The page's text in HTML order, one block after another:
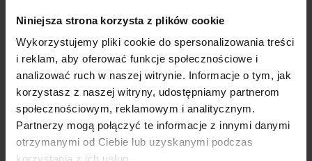
Niniejsza strona korzysta z plików cookie
Wykorzystujemy pliki cookie do spersonalizowania treści
i reklam, aby oferować funkcje społecznościowe i
analizować ruch w naszej witrynie. Informacje o tym, jak
korzystasz z naszej witryny, udostępniamy partnerom
społecznościowym, reklamowym i analitycznym.
Partnerzy mogą połączyć te informacje z innymi danymi
otrzymanymi od Ciebie lub uzyskanymi podczas
korzystania z ich usług.
5
szybko. Paczka dotarła cała i zdrowa. Szybko,
sprawnie, bez problemów. Bardzo pomocna obsługa
klienta.
wczoraj
Magdalena zweryfikowano
5